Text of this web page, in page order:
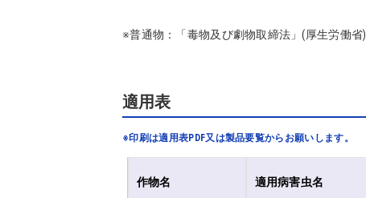
※普通物：「毒物及び劇物取締法」(厚生労働
適用表
※印刷は適用表PDF又は製品要覧からお願いします。
作物名 適用病害虫名